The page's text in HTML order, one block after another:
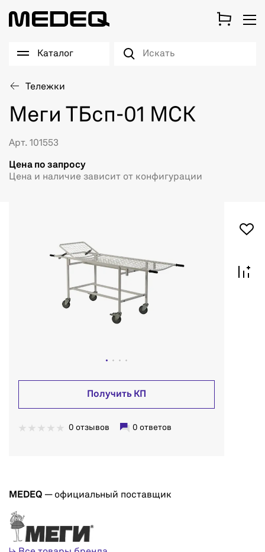
Каталог
Тележки
Меги ТБсп-01 МСК
Арт. 101553
Цена по запросу
Цена и наличие зависит от конфигурации
Получить КП
0 отзывов 0 ответов
MEDEQ — официальный поставщик